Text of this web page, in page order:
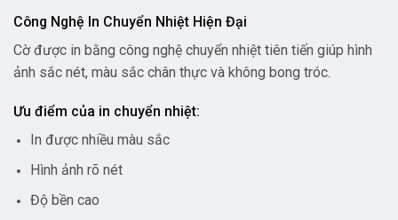
Công Nghệ In Chuyển Nhiệt Hiện Đại
Cờ được in bằng công nghệ chuyển nhiệt tiên tiến giúp hình
ảnh sắc nét, màu sắc chân thực và không bong tróc.
Ưu điểm của in chuyển nhiệt:
In được nhiều màu sắc
Hình ảnh rõ nét
Độ bền cao